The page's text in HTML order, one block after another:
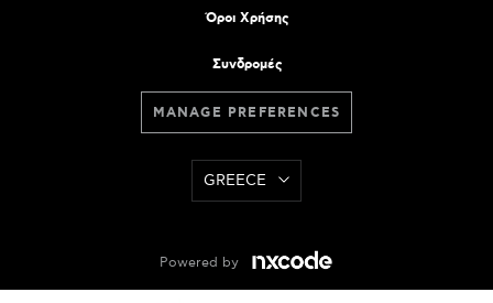
Όροι Χρήσης
Συνδρομές
MANAGE PREFERENCES
GREECE
Powered by